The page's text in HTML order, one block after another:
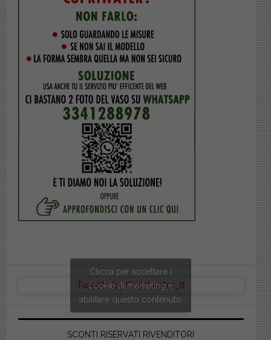
Tweets by Copriwater_it
Clicca per accettare i
cookie di marketing e
abilitare questo contenuto
SCONTI RISERVATI RIVENDITORI